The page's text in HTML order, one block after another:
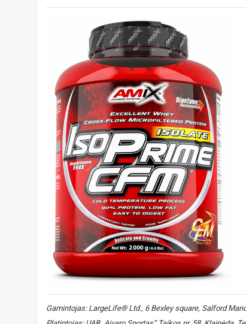
Gamintojas: LargeLife® Ltd., 6 Bexley square, Salford